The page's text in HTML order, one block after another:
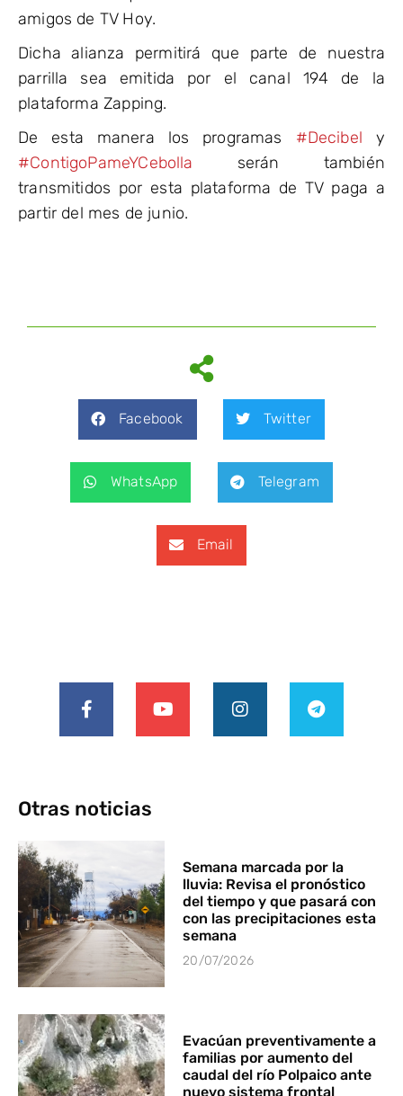
amigos de TV Hoy.
Dicha alianza permitirá que parte de nuestra
parrilla sea emitida por el canal 194 de la
plataforma Zapping.
De esta manera los programas #Decibel y
#ContigoPameYCebolla serán también
transmitidos por esta plataforma de TV paga a
partir del mes de junio.
Facebook Twitter
WhatsApp Telegram
Email
Otras noticias
Semana marcada por la
lluvia: Revisa el pronóstico
del tiempo y que pasará con
con las precipitaciones esta
semana
20/07/2026
Evacúan preventivamente a
familias por aumento del
caudal del río Polpaico ante
nuevo sistema frontal